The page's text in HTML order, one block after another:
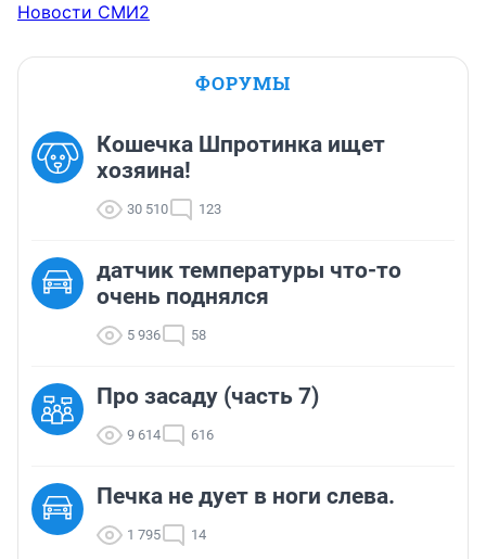
Новости СМИ2
ФОРУМЫ
Кошечка Шпротинка ищет
хозяина!
30 510 123
датчик температуры что-то
очень поднялся
5 936 58
Про засаду (часть 7)
9 614 616
Печка не дует в ноги слева.
1 795 14